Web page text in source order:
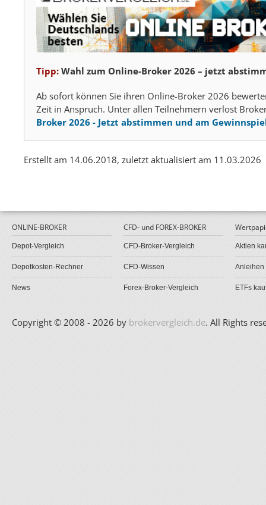
Tipp: Wahl zum Online-Broker 2026 – jetzt
Ab sofort können Sie ihren Online-Broker 2026
Zeit in Anspruch. Unter allen Teilnehmern verlost
Broker 2026 - Jetzt abstimmen und am
Erstellt am 14.06.2018, zuletzt aktualisiert am 11.03.2026
ONLINE-BROKER
Depot-Vergleich
Depotkosten-Rechner
News
CFD- und FOREX-BROKER
CFD-Broker-Vergleich
CFD-Wissen
Forex-Broker-Vergleich
Aktien
Anleihen
ETFs
Copyright © 2008 - 2026 by brokervergleich.de. All Rights